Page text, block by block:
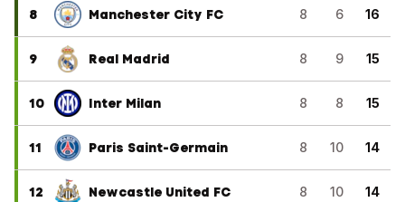
8 Manchester City FC 8 6 16
9 Real Madrid 8 9 15
10 Inter Milan 8 8 15
11 Paris Saint-Germain 8 10 14
12 Newcastle United FC 8 10 14